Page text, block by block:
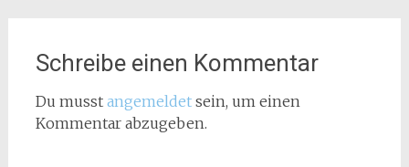
Schreibe einen Kommentar
Du musst angemeldetsein, um einen
Kommentar abzugeben.